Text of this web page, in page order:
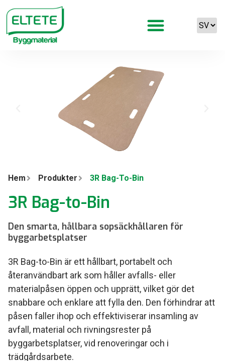
Hem Produkter 3R Bag-To-Bin
3R Bag-to-Bin
Den smarta, hållbara sopsäckhållaren för
byggarbetsplatser
3R Bag-to-Bin är ett hållbart, portabelt och
återanvändbart ark som håller avfalls- eller
materialpåsen öppen och upprätt, vilket gör det
snabbare och enklare att fylla den. Den förhindrar att
påsen faller ihop och effektiviserar insamling av
avfall, material och rivningsrester på
byggarbetsplatser, vid renoveringar och i
trädgårdsarbete.